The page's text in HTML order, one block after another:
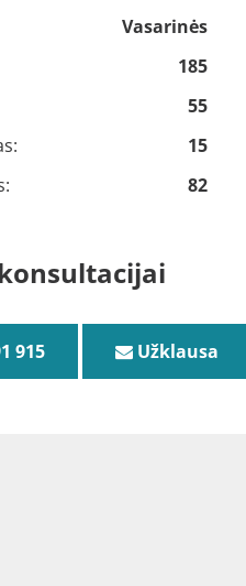
Vasarinės
185
55
15
82
915 Užklausa